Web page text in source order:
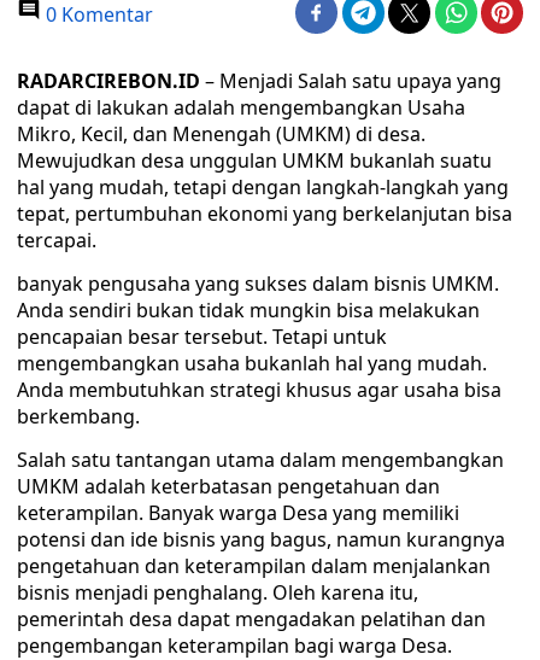
0 Komentar
RADARCIREBON.ID – Menjadi Salah satu upaya yang
dapat di lakukan adalah mengembangkan Usaha
Mikro, Kecil, dan Menengah (UMKM) di desa.
Mewujudkan desa unggulan UMKM bukanlah suatu
hal yang mudah, tetapi dengan langkah-langkah yang
tepat, pertumbuhan ekonomi yang berkelanjutan bisa
tercapai.
banyak pengusaha yang sukses dalam bisnis UMKM.
Anda sendiri bukan tidak mungkin bisa melakukan
pencapaian besar tersebut. Tetapi untuk
mengembangkan usaha bukanlah hal yang mudah.
Anda membutuhkan strategi khusus agar usaha bisa
berkembang.
Salah satu tantangan utama dalam mengembangkan
UMKM adalah keterbatasan pengetahuan dan
keterampilan. Banyak warga Desa yang memiliki
potensi dan ide bisnis yang bagus, namun kurangnya
pengetahuan dan keterampilan dalam menjalankan
bisnis menjadi penghalang. Oleh karena itu,
pemerintah desa dapat mengadakan pelatihan dan
pengembangan keterampilan bagi warga Desa.